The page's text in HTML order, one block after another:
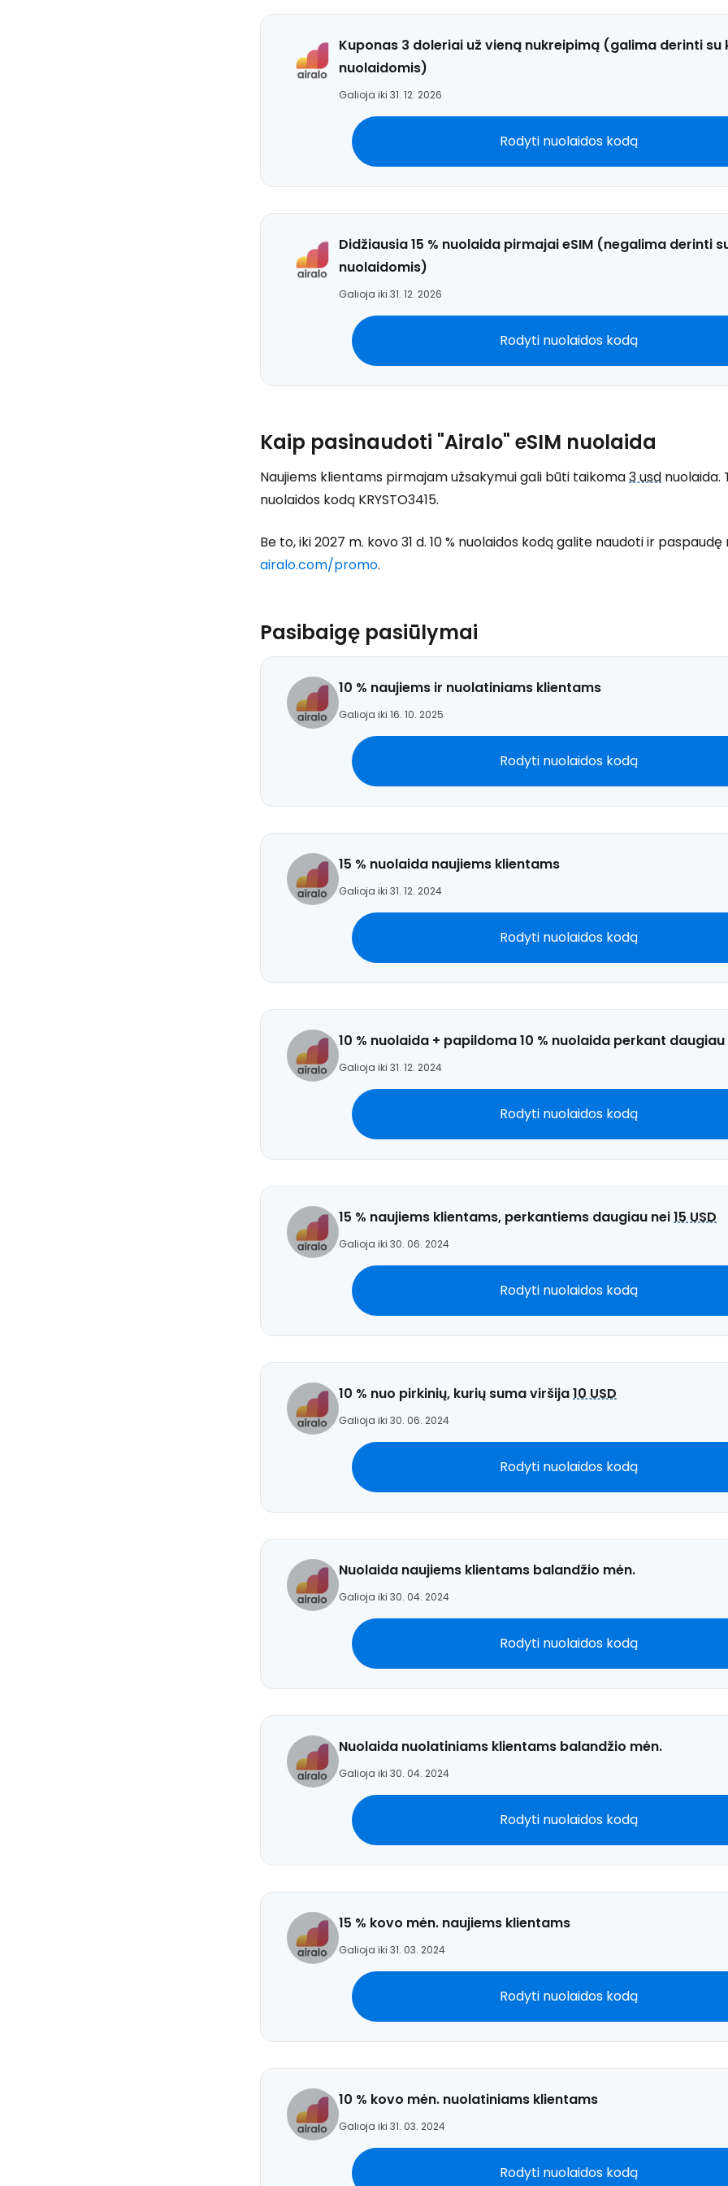
Kuponas 3 doleriai už vieną nukreipimą (galima derinti su
nuolaidomis)
Galioja iki 31. 12. 2026
Rodyti nuolaidos kodą
Didžiausia 15 % nuolaida pirmajai eSIM (negalima derinti
nuolaidomis)
Galioja iki 31. 12. 2026
Rodyti nuolaidos kodą
Kaip pasinaudoti "Airalo" eSIM nuolaida
Naujiems klientams pirmajam užsakymui gali būti taikoma3 usd nuolaida.
nuolaidos kodą KRYSTO3415.
Be to, iki 2027 m. kovo 31 d. 10 % nuolaidos kodą galite naudoti ir
airalo.com/promo.
Pasibaigę pasiūlymai
10 % naujiems ir nuolatiniams klientams
Galioja iki 16. 10. 2025
Rodyti nuolaidos kodą
15 % nuolaida naujiems klientams
Galioja iki 31. 12. 2024
Rodyti nuolaidos kodą
10 % nuolaida + papildoma 10 % nuolaida perkant daugiau
Galioja iki 31. 12. 2024
Rodyti nuolaidos kodą
15 % naujiems klientams, perkantiems daugiau nei15 USD
Galioja iki 30. 06. 2024
Rodyti nuolaidos kodą
10 % nuo pirkinių, kurių suma viršija10 USD
Galioja iki 30. 06. 2024
Rodyti nuolaidos kodą
Nuolaida naujiems klientams balandžio mėn.
Galioja iki 30. 04. 2024
Rodyti nuolaidos kodą
Nuolaida nuolatiniams klientams balandžio mėn.
Galioja iki 30. 04. 2024
Rodyti nuolaidos kodą
15 % kovo mėn. naujiems klientams
Galioja iki 31. 03. 2024
Rodyti nuolaidos kodą
10 % kovo mėn. nuolatiniams klientams
Galioja iki 31. 03. 2024
Rodyti nuolaidos kodą
Prisijunkite